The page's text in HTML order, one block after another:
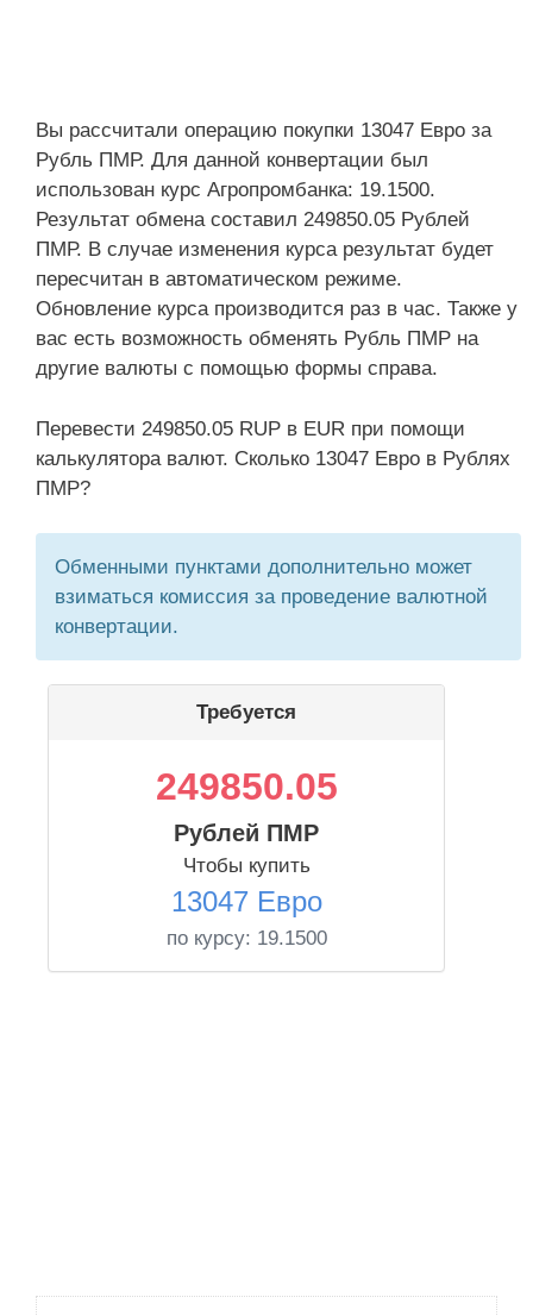
Вы рассчитали операцию покупки 13047 Евро за
Рубль ПМР. Для данной конвертации был
использован курс Агропромбанка: 19.1500.
Результат обмена составил 249850.05 Рублей
ПМР. В случае изменения курса результат будет
пересчитан в автоматическом режиме.
Обновление курса производится раз в час. Также у
вас есть возможность обменять Рубль ПМР на
другие валюты с помощью формы справа.
Перевести 249850.05 RUP в EUR при помощи
калькулятора валют. Сколько 13047 Евро в Рублях
ПМР?
Обменными пунктами дополнительно может
взиматься комиссия за проведение валютной
конвертации.
Требуется
249850.05
Рублей ПМР
Чтобы купить
13047 Евро
по курсу: 19.1500